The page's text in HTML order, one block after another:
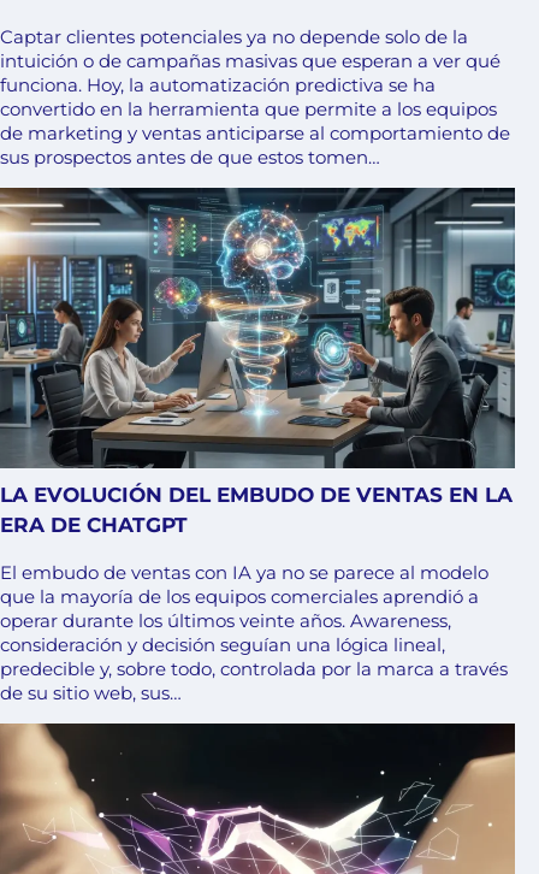
Captar clientes potenciales ya no depende solo de la
intuición o de campañas masivas que esperan a ver qué
funciona. Hoy, la automatización predictiva se ha
convertido en la herramienta que permite a los equipos
de marketing y ventas anticiparse al comportamiento de
sus prospectos antes de que estos tomen…
LA EVOLUCIÓN DEL EMBUDO DE VENTAS EN LA
ERA DE CHATGPT
El embudo de ventas con IA ya no se parece al modelo
que la mayoría de los equipos comerciales aprendió a
operar durante los últimos veinte años. Awareness,
consideración y decisión seguían una lógica lineal,
predecible y, sobre todo, controlada por la marca a través
de su sitio web, sus…